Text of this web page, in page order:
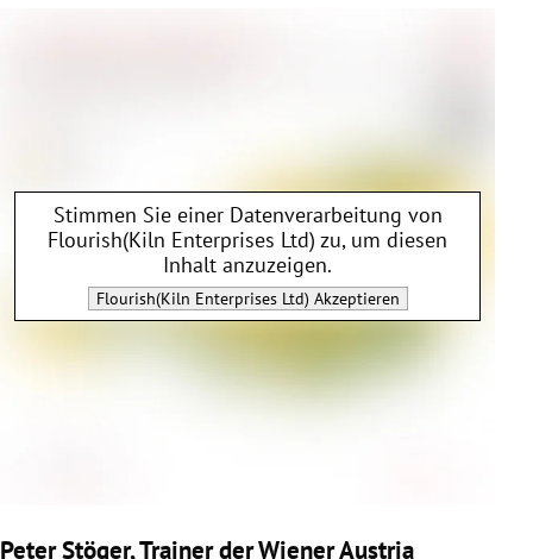
Stimmen Sie einer Datenverarbeitung von
Flourish(Kiln Enterprises Ltd) zu, um diesen
Inhalt anzuzeigen.
Flourish(Kiln Enterprises Ltd) Akzeptieren
Peter Stöger, Trainer der Wiener Austria